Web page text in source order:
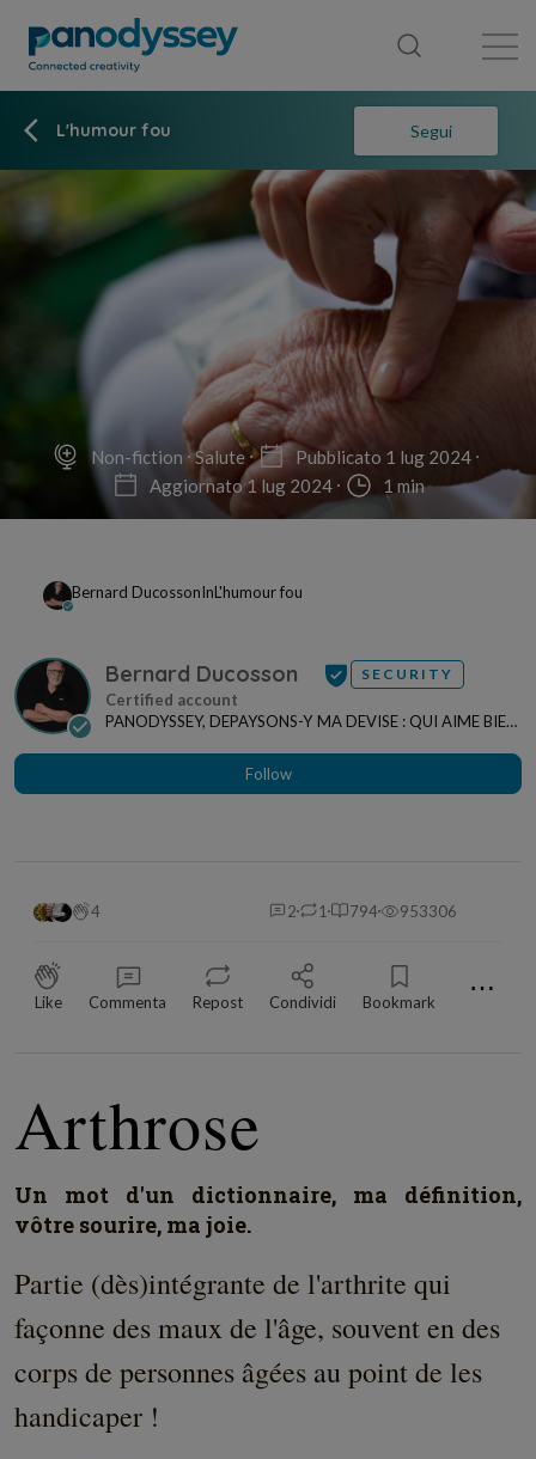
L'humour fou Segui
Non-fiction Salute
Pubblicato 1 lug 2024
Aggiornato 1 lug 2024
1 min
Bernard DucossonInL'humour fou
Bernard Ducosson SECURITY
PANODYSSEY, DEPAYSONS-Y MA DEVISE : QUI AIME BIEN,
Follow
4 2 1 794 953306
Like Commenta Repost Condividi Bookmark ⋯
Arthrose
Un mot d'un dictionnaire, ma définition,
vôtre sourire, ma joie.
Partie (dès)intégrante de l'arthrite qui
façonne des maux de l'âge, souvent en des
corps de personnes âgées au point de les
handicaper !